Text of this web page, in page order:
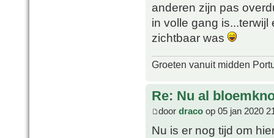
anderen zijn pas
in volle gang
zichtbaar was
Groeten vanuit midden
Re: Nu al
door draco op 05 jan 2020
Nu is er nog tijd om